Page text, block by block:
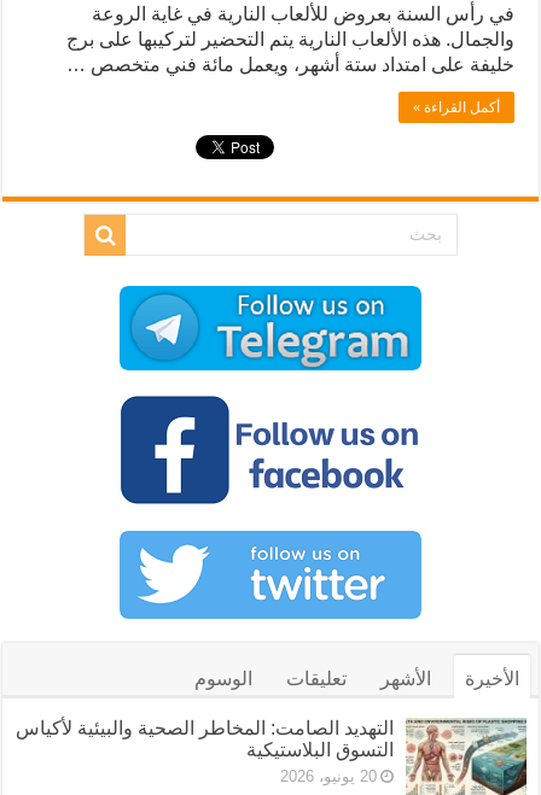
في رأس السنة بعروض للألعاب النارية في غاية الروعة
والجمال. هذه الألعاب النارية يتم التحضير لتركيبها على برج
خليفة على امتداد ستة أشهر، ويعمل مائة فني متخصص …
أكمل القراءة »
الأخيرة الأشهر تعليقات الوسوم
التهديد الصامت: المخاطر الصحية والبيئية لأكياس
التسوق البلاستيكية
20 يونيو، 2026